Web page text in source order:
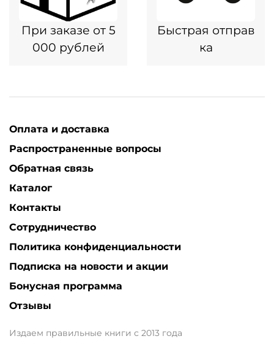
При заказе от 5
000 рублей
Быстрая отправ
ка
Оплата и доставка
Распространенные вопросы
Обратная связь
Каталог
Контакты
Сотрудничество
Политика конфиденциальности
Подписка на новости и акции
Бонусная программа
Отзывы
Издаем правильные книги с 2013 года